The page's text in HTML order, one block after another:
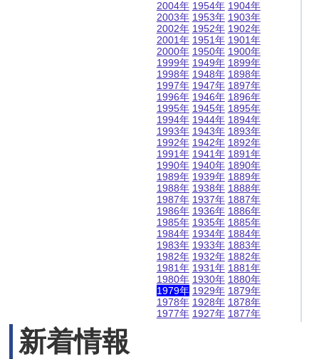
2004年
2003年
2002年
2001年
2000年
1999年
1998年
1997年
1996年
1995年
1994年
1993年
1992年
1991年
1990年
1989年
1988年
1987年
1986年
1985年
1984年
1983年
1982年
1981年
1980年
1979年
1978年
1977年
1954年
1953年
1952年
1951年
1950年
1949年
1948年
1947年
1946年
1945年
1944年
1943年
1942年
1941年
1940年
1939年
1938年
1937年
1936年
1935年
1934年
1933年
1932年
1931年
1930年
1929年
1928年
1927年
1904年
1903年
1902年
1901年
1900年
1899年
1898年
1897年
1896年
1895年
1894年
1893年
1892年
1891年
1890年
1889年
1888年
1887年
1886年
1885年
1884年
1883年
1882年
1881年
1880年
1879年
1878年
1877年
新着情報